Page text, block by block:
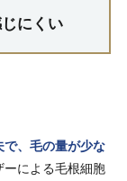
にくい
で、毛の量が少な
ーによる毛根細胞